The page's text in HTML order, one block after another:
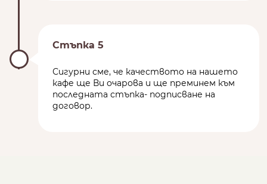
Стъпка 5
Сигурни сме, че качеството на нашето
кафе ще Ви очарова и ще преминем към
последната стъпка- подписване на
договор.